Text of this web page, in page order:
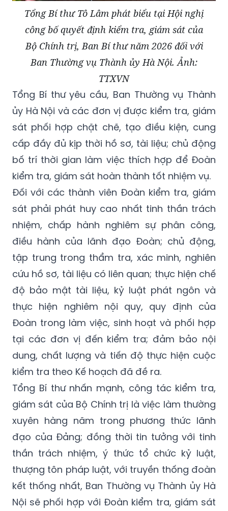
Tổng Bí thư Tô Lâm phát biểu tại Hội nghị
công bố quyết định kiểm tra, giám sát của
Bộ Chính trị, Ban Bí thư năm 2026 đối với
Ban Thường vụ Thành ủy Hà Nội. Ảnh:
TTXVN
Tổng Bí thư yêu cầu, Ban Thường vụ Thành
ủy Hà Nội và các đơn vị được kiểm tra, giám
sát phối hợp chặt chẽ, tạo điều kiện, cung
cấp đầy đủ kịp thời hồ sơ, tài liệu; chủ động
bố trí thời gian làm việc thích hợp để Đoàn
kiểm tra, giám sát hoàn thành tốt nhiệm vụ.
Đối với các thành viên Đoàn kiểm tra, giám
sát phải phát huy cao nhất tinh thần trách
nhiệm, chấp hành nghiêm sự phân công,
điều hành của lãnh đạo Đoàn; chủ động,
tập trung trong thẩm tra, xác minh, nghiên
cứu hồ sơ, tài liệu có liên quan; thực hiện chế
độ bảo mật tài liệu, kỷ luật phát ngôn và
thực hiện nghiêm nội quy, quy định của
Đoàn trong làm việc, sinh hoạt và phối hợp
tại các đơn vị đến kiểm tra; đảm bảo nội
dung, chất lượng và tiến độ thực hiện cuộc
kiểm tra theo Kế hoạch đã đề ra.
Tổng Bí thư nhấn mạnh, công tác kiểm tra,
giám sát của Bộ Chính trị là việc làm thường
xuyên hàng năm trong phương thức lãnh
đạo của Đảng; đồng thời tin tưởng với tinh
thần trách nhiệm, ý thức tổ chức kỷ luật,
thượng tôn pháp luật, với truyền thống đoàn
kết thống nhất, Ban Thường vụ Thành ủy Hà
Nội sẽ phối hợp với Đoàn kiểm tra, giám sát